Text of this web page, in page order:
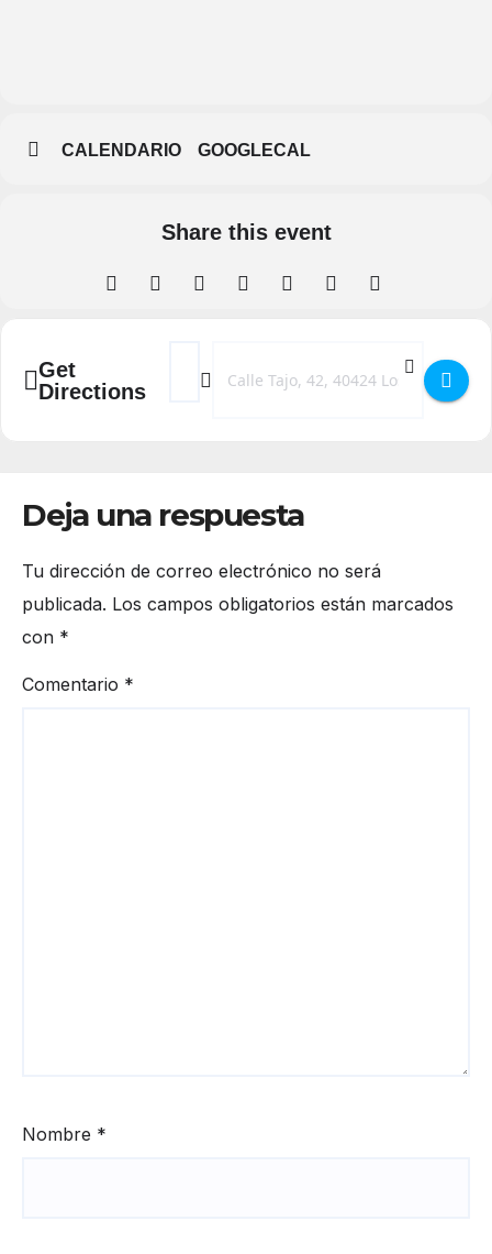
CALENDARIO GOOGLECAL
Share this event
Get
Directions
Address - Diego Mattarucco con su
Destination Address - Diego
Deja una respuesta
Tu dirección de correo electrónico no será
publicada. Los campos obligatorios están marcados
con *
Comentario *
Nombre *